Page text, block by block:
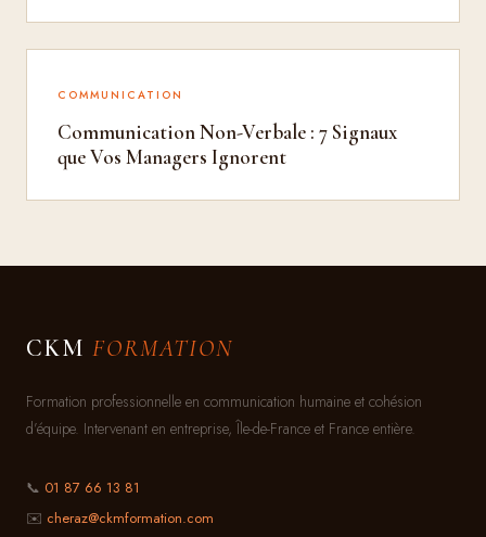
COMMUNICATION
Communication Non-Verbale : 7 Signaux
que Vos Managers Ignorent
CKM FORMATION
Formation professionnelle en communication humaine et cohésion
d’équipe. Intervenant en entreprise, Île-de-France et France entière.
📞 01 87 66 13 81
✉️ cheraz@ckmformation.com